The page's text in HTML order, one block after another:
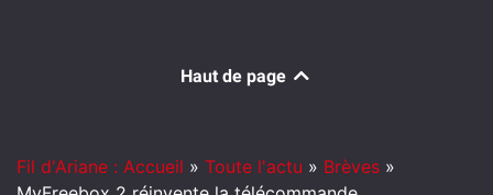
Haut de page
Fil d'Ariane : Accueil » Toute l'actu » Brèves »